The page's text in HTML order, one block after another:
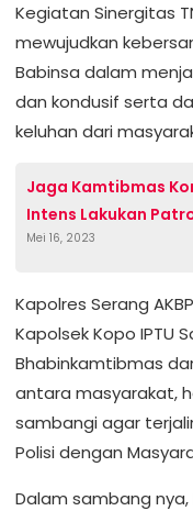
Kegiatan Sinergitas
mewujudkan
Babinsa dalam
dan kondusif serta
keluhan dari
Jaga Kamtibmas
Intens Lakukan
waktu Dini hari
Mei 16, 2023
Kapolres Serang
Kapolsek Kopo IPTU
Bhabinkamtibmas
antara masyarakat,
sambangi agar
Polisi dengan
Dalam sambang